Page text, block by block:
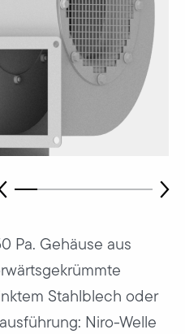
Pa. Gehäuse aus
Stahlblech oder
Niro-Welle